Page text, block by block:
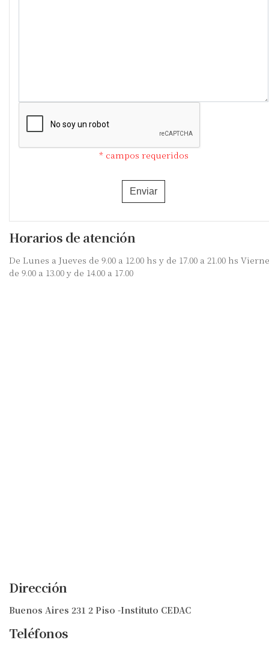
* campos requeridos
Enviar
Horarios de atención
De Lunes a Jueves de 9.00 a 12.00 hs y de 17.00 a 21.00 hs
de 9.00 a 13.00 y de 14.00 a 17.00
Dirección
Buenos Aires 231 2 Piso -Instituto CEDAC
Teléfonos